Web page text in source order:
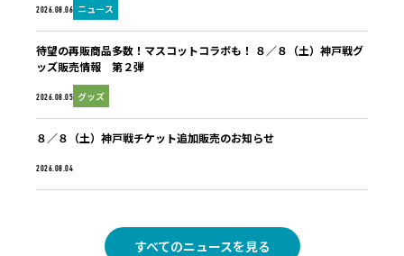
2026.08.06 ニュース
2026.08.05 グッズ
待望の再販商品多数！マスコットコラボも！ ８／８（土）神戸戦グ
ッズ販売情報 第２弾
2026.08.04
８／８（土）神戸戦チケット追加販売のお知らせ
すべてのニュースを見る